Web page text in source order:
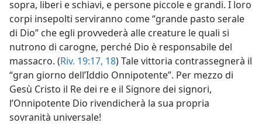
sopra, liberi e schiavi, e persone piccole e grandi. I loro
corpi insepolti serviranno come “grande pasto serale
di Dio” che egli provvederà alle creature le quali si
nutrono di carogne, perché Dio è responsabile del
massacro. (Riv. 19:17, 18) Tale vittoria contrassegnerà il
“gran giorno dell’Iddio Onnipotente”. Per mezzo di
Gesù Cristo il Re dei re e il Signore dei signori,
l’Onnipotente Dio rivendicherà la sua propria
sovranità universale!